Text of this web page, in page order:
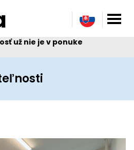
už nie je v ponuke